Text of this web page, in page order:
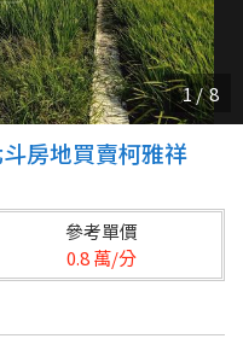
南降價好屋限量釋出
房地買賣柯雅祥
參考單價
0.8 萬/分